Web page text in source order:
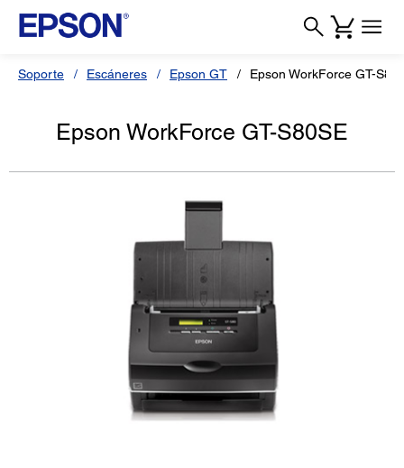
Soporte Escáneres Epson GT Epson WorkForce GT-
Epson WorkForce GT-S80SE